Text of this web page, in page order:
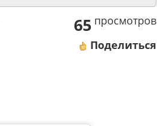
65 просмотров
Поделиться